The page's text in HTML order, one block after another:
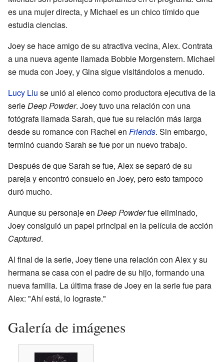
es una mujer directa, y Michael es un chico tímido que
estudia ciencias.
Joey se hace amigo de su atractiva vecina, Alex. Contrata
a una nueva agente llamada Bobbie Morgenstern. Michael
se muda con Joey, y Gina sigue visitándolos a menudo.
Lucy Liu se unió al elenco como productora ejecutiva de la
serieDeep Powder. Joey tuvo una relación con una
fotógrafa llamada Sarah, que fue su relación más larga
desde su romance con Rachel en Friends. Sin embargo,
terminó cuando Sarah se fue por un nuevo trabajo.
Después de que Sarah se fue, Alex se separó de su
pareja y encontró consuelo en Joey, pero esto tampoco
duró mucho.
Aunque su personaje en Deep Powderfue eliminado,
Joey consiguió un papel principal en la película de acción
Captured.
Al final de la serie, Joey tiene una relación con Alex y su
hermana se casa con el padre de su hijo, formando una
nueva familia. La última frase de Joey en la serie fue para
Alex: "Ahí está, lo lograste."
Galería de imágenes